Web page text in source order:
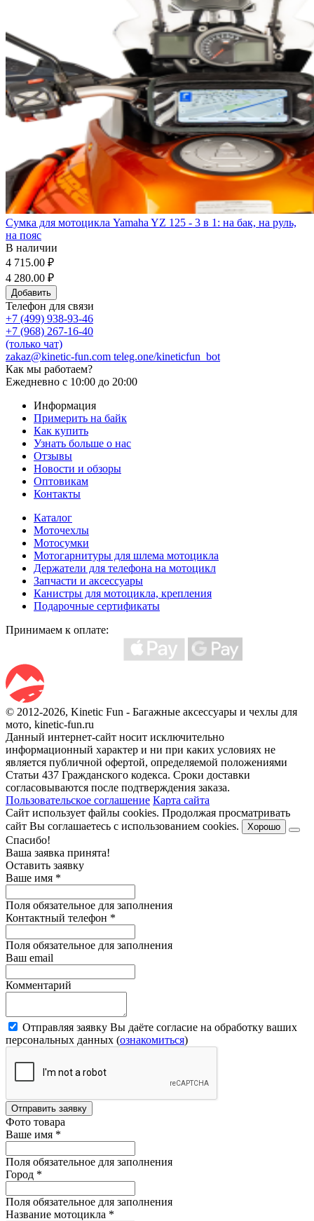
Сумка для мотоцикла Yamaha YZ 125 - 3 в 1: на бак, на руль,
на пояс
В наличии
4 715.00 ₽
4 280.00 ₽
Добавить
Телефон для связи
+7 (499) 938-93-46
+7 (968) 267-16-40
(только чат)
zakaz@kinetic-fun.com teleg.one/kineticfun_bot
Как мы работаем?
Ежедневно с 10:00 до 20:00
Информация
Примерить на байк
Как купить
Узнать больше о нас
Отзывы
Новости и обзоры
Оптовикам
Контакты
Каталог
Моточехлы
Мотосумки
Мотогарнитуры для шлема мотоцикла
Держатели для телефона на мотоцикл
Запчасти и аксессуары
Канистры для мотоцикла, крепления
Подарочные сертификаты
Принимаем к оплате:
© 2012-2026, Kinetic Fun - Багажные аксессуары и чехлы для
мото, kinetic-fun.ru
Данный интернет-сайт носит исключительно
информационный характер и ни при каких условиях не
является публичной офертой, определяемой положениями
Статьи 437 Гражданского кодекса. Сроки доставки
согласовываются после подтверждения заказа.
Пользовательское соглашение Карта сайта
Сайт использует файлы cookies. Продолжая просматривать
сайт Вы соглашаетесь с использованием cookies.
Хорошо
Спасибо!
Ваша заявка принята!
Оставить заявку
Ваше имя *
Поля обязательное для заполнения
Контактный телефон *
Поля обязательное для заполнения
Ваш email
Комментарий
Отправляя заявку Вы даёте согласие на обработку ваших
персональных данных (ознакомиться)
Отправить заявку
Фото товара
Ваше имя *
Поля обязательное для заполнения
Город *
Поля обязательное для заполнения
Название мотоцикла *